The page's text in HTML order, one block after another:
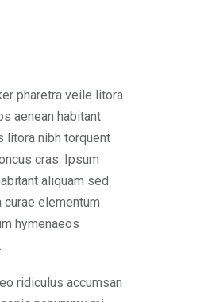
pharetra veile litora
aenean habitant
litora nibh torquent
cras. Ipsum
aliquam sed
elementum
hymenaeos
ridiculus accumsan